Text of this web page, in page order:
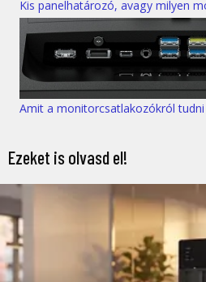
Kis panelhatározó, avagy milyen
Amit a monitorcsatlakozókról
Ezeket is olvasd el!